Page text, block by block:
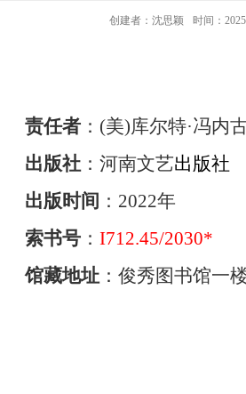
创建者：沈思颖 时间：
责任者 ： (美)库尔特·冯内
出版社 ：河南文艺出版社
出版时间 ： 2022年
索书号 ： I712.45/2030*
馆藏地址 ：俊秀图书馆一